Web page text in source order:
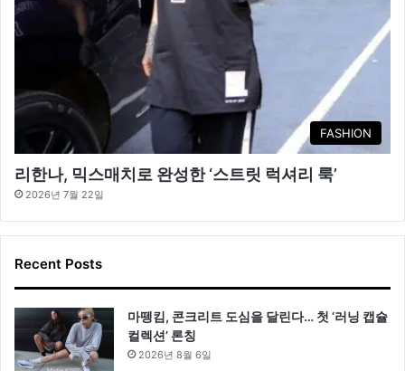
FASHION
리한나, 믹스매치로 완성한 ‘스트릿 럭셔리 룩’
2026년 7월 22일
Recent Posts
마뗑킴, 콘크리트 도심을 달린다… 첫 ‘러닝 캡슐
컬렉션’ 론칭
2026년 8월 6일